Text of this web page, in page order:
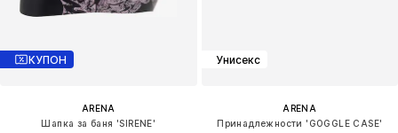
КУПОН
ARENA
Шапка за баня 'SIRENE'
Унисекс
ARENA
Принадлежности 'GOGGLE CASE'